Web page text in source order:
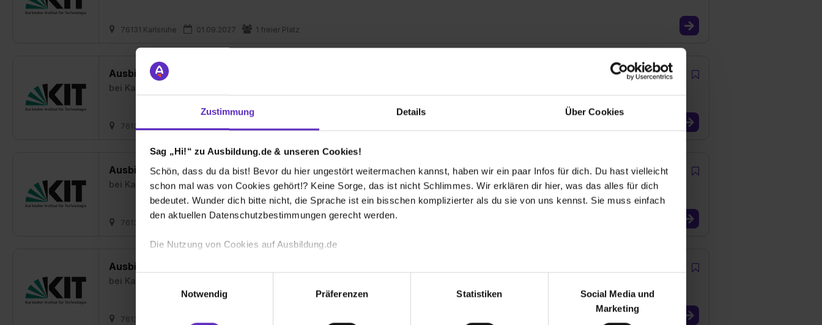
Zustimmung Details Über Cookies
Sag „Hi!“ zu Ausbildung.de & unseren Cookies!
Schön, dass du da bist! Bevor du hier ungestört weitermachen kannst, haben wir ein paar Infos für dich. Du hast vielleicht
schon mal was von Cookies gehört!? Keine Sorge, das ist nicht Schlimmes. Wir erklären dir hier, was das alles für dich
bedeutet. Wunder dich bitte nicht, die Sprache ist ein bisschen komplizierter als du sie von uns kennst. Sie muss einfach
den aktuellen Datenschutzbestimmungen gerecht werden.
Die Nutzung von Cookies auf Ausbildung.de
Wir verwenden Cookies zur technischen Funktion unserer Webseite („Notwendig“), um von dir bei Benutzung der
Webseite getroffenen Einstellungen zu speichern ( „Präferenzen“), die Zugriffe auf unsere Webseite zu analysieren
(„Statistiken“), um Informationen zu deiner Verwendung unserer Website an unsere Partner für soziale Medien, Werbung
und Analysen weiterzugeben und um Inhalte und Anzeigen zu personalisieren („Social Media und Marketing“). Unsere
Notwendig
Präferenzen Statistiken
Social Media und
Marketing
76131 Karlsruhe 01.09.2027 1 freier Platz
Ausbildung Biologielaborant/in (w/m/d)
bei Karlsruher Institut für Technologie KIT
76131 Karlsruhe 01.09.2027 1 freier Platz
Ausbildung Technische/r Produktdesigner/in für Maschinen- und Anlagenkonstruktion (w/m/d)
bei Karlsruher Institut für Technologie KIT
76131 Karlsruhe
Ausbildung Baustoffprüfer/in mit Schwerpunkt Asphalttechnik (w/m/d)
bei Karlsruher Institut für Technologie KIT
76131 Karlsruhe